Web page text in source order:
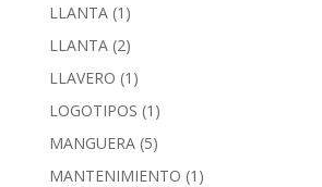
LLANTA (1)
LLANTA (2)
LLAVERO (1)
LOGOTIPOS (1)
MANGUERA (5)
MANTENIMIENTO (1)